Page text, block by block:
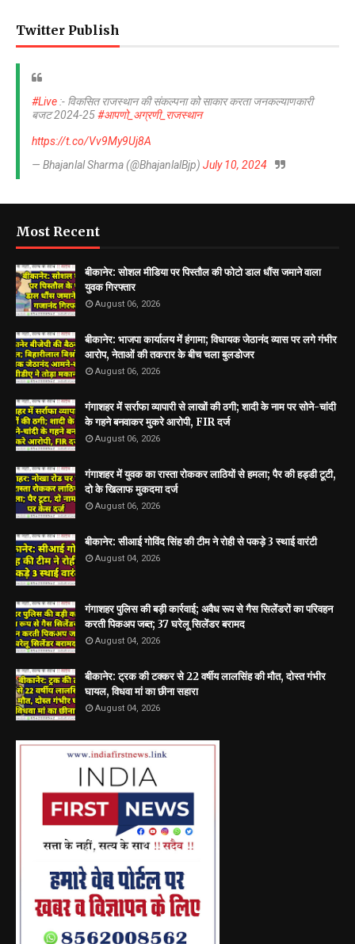
Twitter Publish
#Live :- विकसित राजस्थान की संकल्पना को साकार करता जनकल्याणकारी
बजट 2024-25#आपणो_अग्रणी_राजस्थान
https://t.co/Vv9My9Uj8A
— Bhajanlal Sharma (@BhajanlalBjp) July 10, 2024
Most Recent
बीकानेर: सोशल मीडिया पर पिस्तौल की फोटो डाल धौंस जमाने वाला
युवक गिरफ्तार
August 06, 2026
बीकानेर: भाजपा कार्यालय में हंगामा; विधायक जेठानंद व्यास पर लगे गंभीर
आरोप, नेताओं की तकरार के बीच चला बुलडोजर
August 06, 2026
गंगाशहर में सर्राफा व्यापारी से लाखों की ठगी; शादी के नाम पर सोने-चांदी
के गहने बनवाकर मुकरे आरोपी, FIR दर्ज
August 06, 2026
गंगाशहर में युवक का रास्ता रोककर लाठियों से हमला; पैर की हड्डी टूटी,
दो के खिलाफ मुकदमा दर्ज
August 06, 2026
बीकानेर: सीआई गोविंद सिंह की टीम ने रोही से पकड़े 3 स्थाई वारंटी
August 04, 2026
गंगाशहर पुलिस की बड़ी कार्रवाई; अवैध रूप से गैस सिलेंडरों का परिवहन
करती पिकअप जब्त; 37 घरेलू सिलेंडर बरामद
August 04, 2026
बीकानेर: ट्रक की टक्कर से 22 वर्षीय लालसिंह की मौत, दोस्त गंभीर
घायल, विधवा मां का छीना सहारा
August 04, 2026